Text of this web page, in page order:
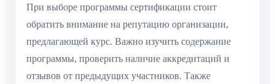
При выборе программы сертификации стоит
обратить внимание на репутацию организации,
предлагающей курс. Важно изучить содержание
программы, проверить наличие аккредитаций и
отзывов от предыдущих участников. Также